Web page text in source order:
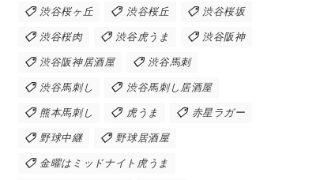
渋谷桜ヶ丘 渋谷桜丘 渋谷桜坂
渋谷桜肉 渋谷虎うま 渋谷阪神
渋谷阪神居酒屋 渋谷馬刺
渋谷馬刺し 渋谷馬刺し居酒屋
熊本馬刺し 虎うま 赤星ラガー
野球中継 野球居酒屋
金曜はミッドナイト虎うま